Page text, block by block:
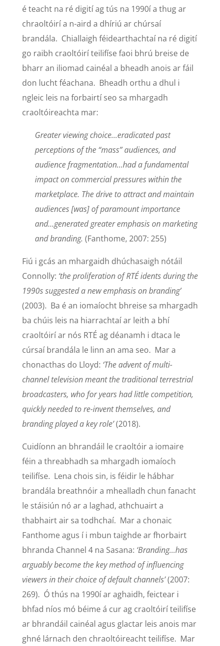
é teacht na ré digití ag tús na 1990í a thug ar
chraoltóirí a n-aird a dhíriú ar chúrsaí
brandála. Chiallaigh féidearthachtaí na ré digití
go raibh craoltóirí teilifíse faoi bhrú breise de
bharr an iliomad cainéal a bheadh anois ar fáil
don lucht féachana. Bheadh orthu a dhul i
ngleic leis na forbairtí seo sa mhargadh
craoltóireachta mar:
Greater viewing choice…eradicated past
perceptions of the “mass” audiences, and
audience fragmentation…had a fundamental
impact on commercial pressures within the
marketplace. The drive to attract and maintain
audiences [was] of paramount importance
and…generated greater emphasis on marketing
and branding. (Fanthome, 2007: 255)
Fiú i gcás an mhargaidh dhúchasaigh nótáil
Connolly: ‘the proliferation of RTÉ idents during the
1990s suggested a new emphasis on branding’
(2003). Ba é an iomaíocht bhreise sa mhargadh
ba chúis leis na hiarrachtaí ar leith a bhí
craoltóirí ar nós RTÉ ag déanamh i dtaca le
cúrsaí brandála le linn an ama seo. Mar a
chonacthas do Lloyd: ‘The advent of multi-
channel television meant the traditional terrestrial
broadcasters, who for years had little competition,
quickly needed to re-invent themselves, and
branding played a key role’(2018).
Cuidíonn an bhrandáil le craoltóir a iomaire
féin a threabhadh sa mhargadh iomaíoch
teilifíse. Lena chois sin, is féidir le hábhar
brandála breathnóir a mhealladh chun fanacht
le stáisiún nó ar a laghad, athchuairt a
thabhairt air sa todhchaí. Mar a chonaic
Fanthome agus í i mbun taighde ar fhorbairt
bhranda Channel 4 na Sasana: ‘Branding…has
arguably become the key method of influencing
viewers in their choice of default channels’(2007:
269). Ó thús na 1990í ar aghaidh, feictear i
bhfad níos mó béime á cur ag craoltóirí teilifíse
ar bhrandáil cainéal agus glactar leis anois mar
ghné lárnach den chraoltóireacht teilifíse. Mar